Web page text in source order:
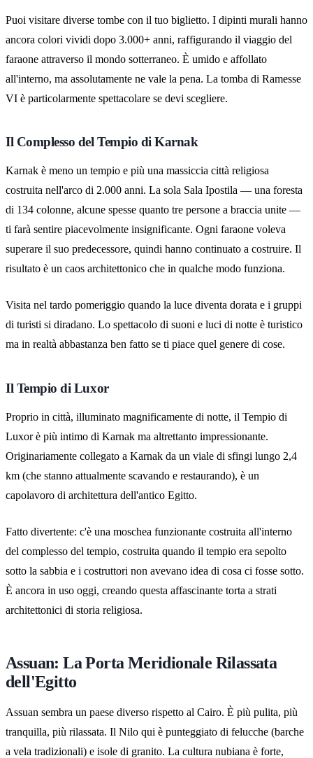
Puoi visitare diverse tombe con il tuo biglietto. I dipinti murali hanno
ancora colori vividi dopo 3.000+ anni, raffigurando il viaggio del
faraone attraverso il mondo sotterraneo. È umido e affollato
all'interno, ma assolutamente ne vale la pena. La tomba di Ramesse
VI è particolarmente spettacolare se devi scegliere.
Il Complesso del Tempio di Karnak
Karnak è meno un tempio e più una massiccia città religiosa
costruita nell'arco di 2.000 anni. La sola Sala Ipostila — una foresta
di 134 colonne, alcune spesse quanto tre persone a braccia unite —
ti farà sentire piacevolmente insignificante. Ogni faraone voleva
superare il suo predecessore, quindi hanno continuato a costruire. Il
risultato è un caos architettonico che in qualche modo funziona.
Visita nel tardo pomeriggio quando la luce diventa dorata e i gruppi
di turisti si diradano. Lo spettacolo di suoni e luci di notte è turistico
ma in realtà abbastanza ben fatto se ti piace quel genere di cose.
Il Tempio di Luxor
Proprio in città, illuminato magnificamente di notte, il Tempio di
Luxor è più intimo di Karnak ma altrettanto impressionante.
Originariamente collegato a Karnak da un viale di sfingi lungo 2,4
km (che stanno attualmente scavando e restaurando), è un
capolavoro di architettura dell'antico Egitto.
Fatto divertente: c'è una moschea funzionante costruita all'interno
del complesso del tempio, costruita quando il tempio era sepolto
sotto la sabbia e i costruttori non avevano idea di cosa ci fosse sotto.
È ancora in uso oggi, creando questa affascinante torta a strati
architettonici di storia religiosa.
Assuan: La Porta Meridionale Rilassata
dell'Egitto
Assuan sembra un paese diverso rispetto al Cairo. È più pulita, più
tranquilla, più rilassata. Il Nilo qui è punteggiato di felucche (barche
a vela tradizionali) e isole di granito. La cultura nubiana è forte,